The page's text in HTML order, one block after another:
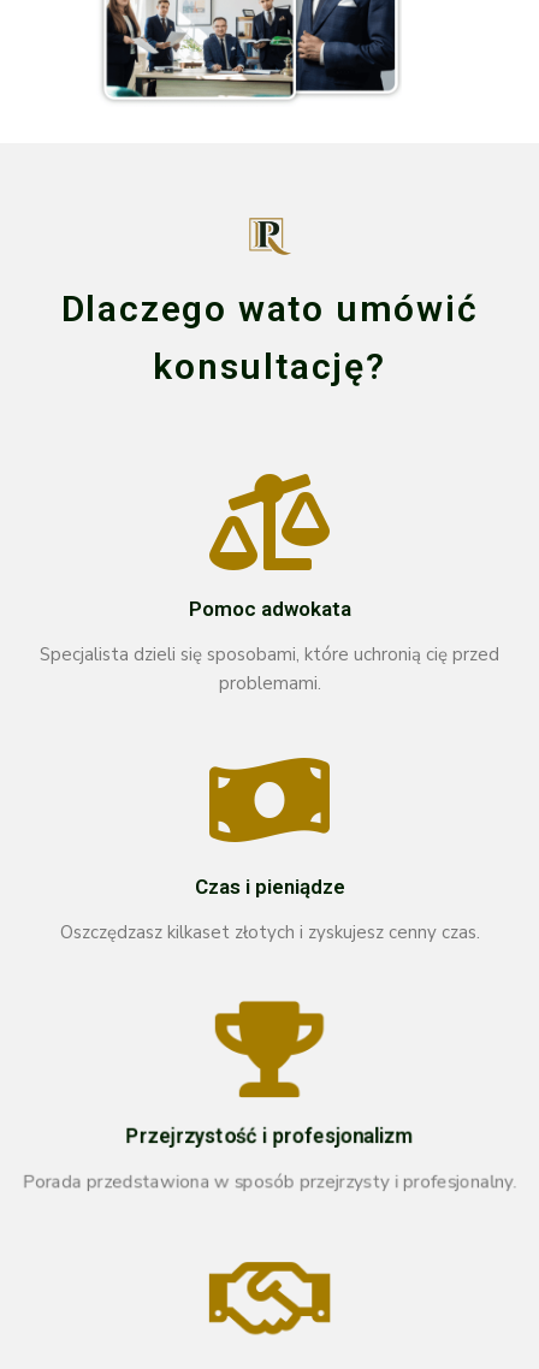
Dlaczego wato umówić
konsultację?
Pomoc adwokata
Specjalista dzieli się sposobami, które uchronią cię przed
problemami.
Czas i pieniądze
Oszczędzasz kilkaset złotych i zyskujesz cenny czas.
Przejrzystość i profesjonalizm
Porada przedstawiona w sposób przejrzysty i profesjonalny.